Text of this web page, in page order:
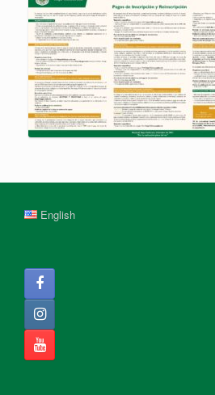
English